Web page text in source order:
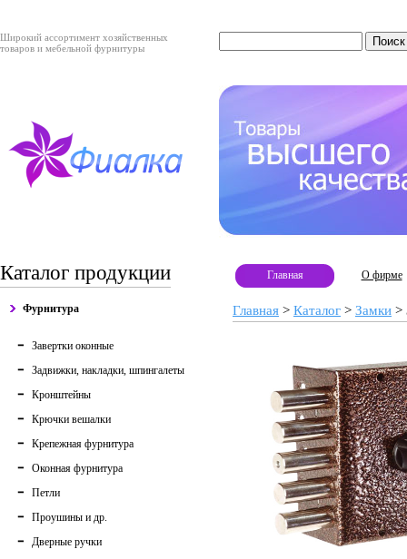
Широкий ассортимент хозяйственных
товаров и мебельной фурнитуры
Каталог продукции
Фурнитура
Завертки оконные
Задвижки, накладки, шпингалеты
Кронштейны
Крючки вешалки
Крепежная фурнитура
Оконная фурнитура
Петли
Проушины и др.
Дверные ручки
Главная О фирме
Главная > Каталог > Замки >